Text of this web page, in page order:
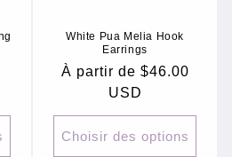
White Pua Melia Hook
Earrings
Prix
À partir de $46.00
USD
Choisir des options